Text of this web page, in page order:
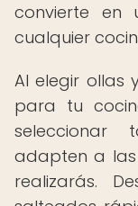
convierte en
cualquier
Al elegir ollas
para tu
seleccionar
adapten a las
realizarás.